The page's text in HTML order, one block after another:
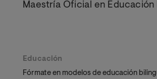
Maestría Oficial en Educación
Educación
Fórmate en modelos de educación